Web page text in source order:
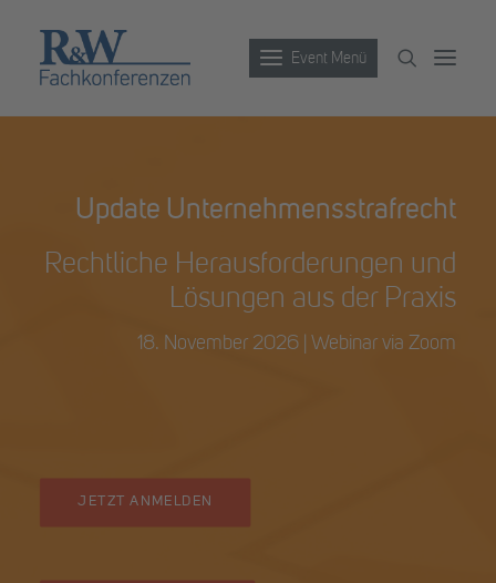
Event Menü
Partner werden
Newsletter
Archiv
Update Unternehmensstrafrecht
Rechtliche Herausforderungen und
Lösungen aus der Praxis
18. November 2026 | Webinar via Zoom
JETZT ANMELDEN